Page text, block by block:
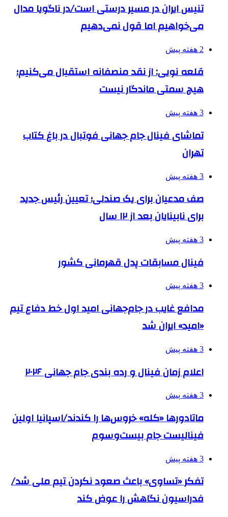
تنیس ایران در مسیر درستی است/در ناگویا مدال
می‌خواهیم اما قول نمی‌دهیم
2 هفته پیش
قلعه نویی: از نقد منصفانه استقبال می‌کنیم؛
هیچ سمتی ماندگار نیست
3 هفته پیش
تماشای فینال جام جهانی فوتبال در باغ کتاب
تهران
3 هفته پیش
صف مدعیان برای یک صندلی؛ تعیین رئیس جدید
برای نابینایان بعد از ۱۲ سال
3 هفته پیش
فینال مسابقات پدل قهرمانی کشور
3 هفته پیش
مدافع غایب در جام‌جهانی امید اول خط دفاع تیم
«امید» ایران شد
3 هفته پیش
اعلام زمان فینال و رده بندی جام جهانی ۲۰۲۶
3 هفته پیش
ماتادورها «کله» خروس‌ها را کندند/اسپانیا اولین
فینالیست جام بیست‌وسوم
3 هفته پیش
تفکر «تساوی» باعث صعود نکردن تیم ملی شد/
فدراسیون نگاهش را عوض کند